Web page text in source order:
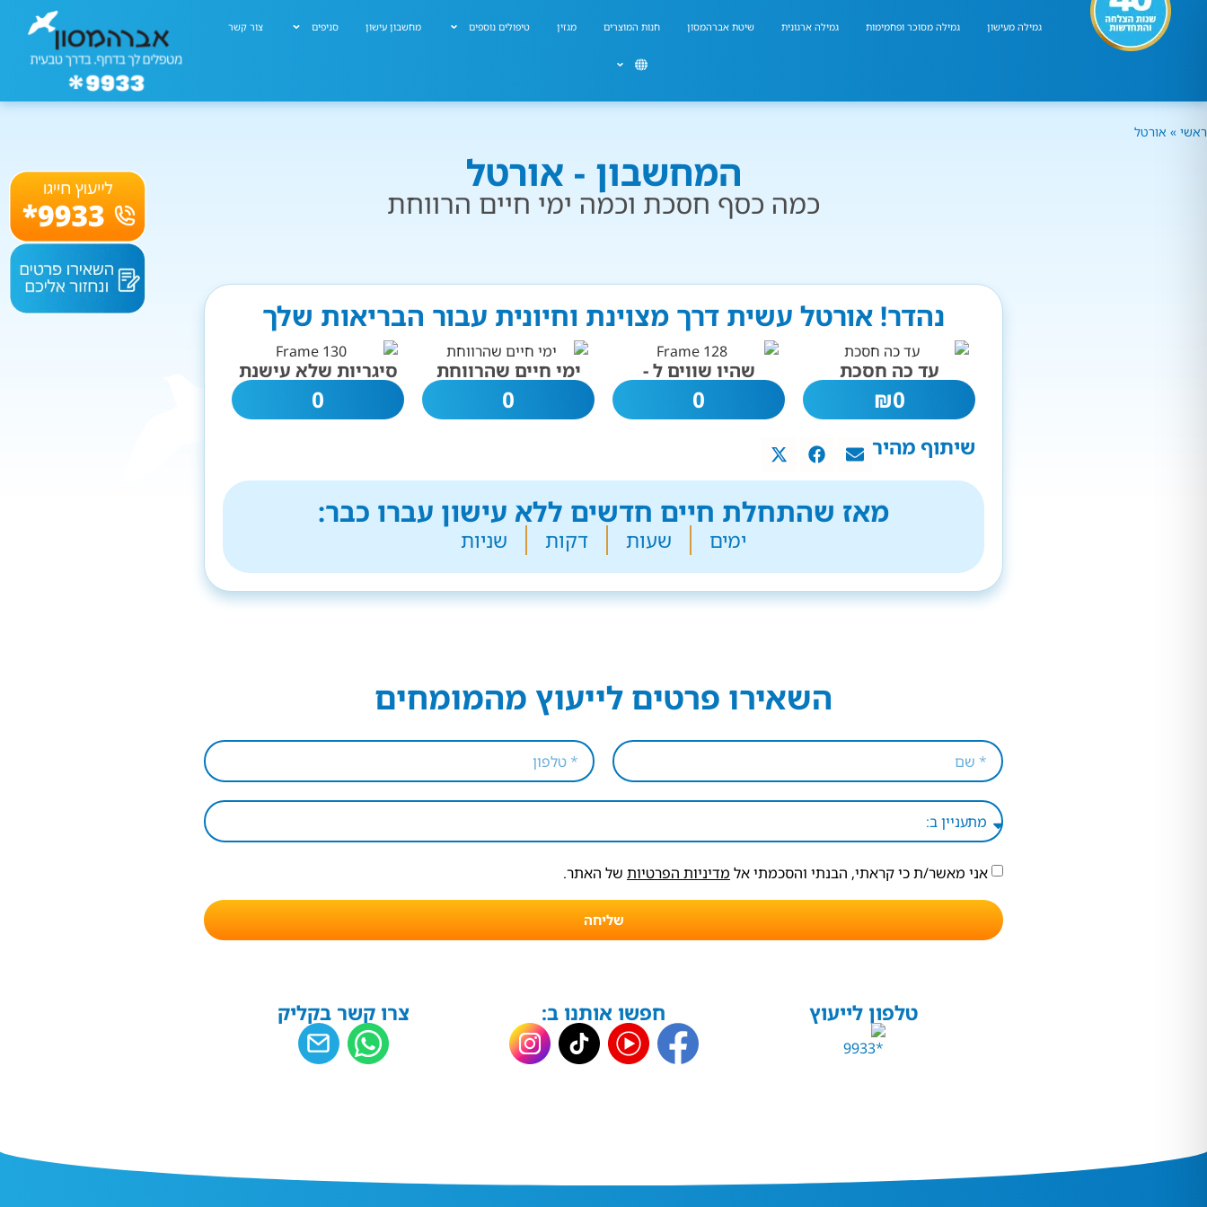
גמילה מעישון גמילה מסוכר ופחמימות גמילה ארגונית שיטת אברהמסון חנות המוצרים מגזין טיפולים נוספים מחשבון עישון סניפים צור קשר
ראשי » אורטל
המחשבון - אורטל
כמה כסף חסכת וכמה ימי חיים הרווחת
נהדר! אורטל עשית דרך מצוינת וחיונית עבור הבריאות שלך
עד כה חסכת
0
₪
שהיו שווים ל -
0
ימי חיים שהרווחת
0
סיגריות שלא עישנת
0
שיתוף מהיר
מאז שהתחלת חיים חדשים ללא עישון עברו כבר:
ימים שעות דקות שניות
השאירו פרטים לייעוץ מהמומחים
אני מאשר/ת כי קראתי, הבנתי והסכמתי אל מדיניות הפרטיות של האתר.
שליחה
טלפון לייעוץ חפשו אותנו ב: צרו קשר בקליק